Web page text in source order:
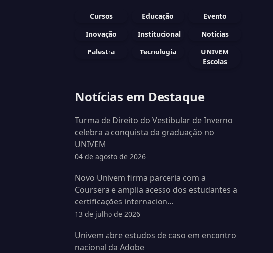
Cursos Educação
Evento
Inovação
Institucional
Notícias
Palestra
Tecnologia
UNIVEM
Escolas
Notícias em Destaque
Turma de Direito do Vestibular de Inverno
celebra a conquista da graduação no
UNIVEM
04 de agosto de 2026
Novo Univem firma parceria com a
Coursera e amplia acesso dos estudantes a
certificações internacion...
13 de julho de 2026
Univem abre estudos de caso em encontro
nacional da Adobe